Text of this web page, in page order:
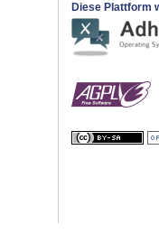
Diese Plattform